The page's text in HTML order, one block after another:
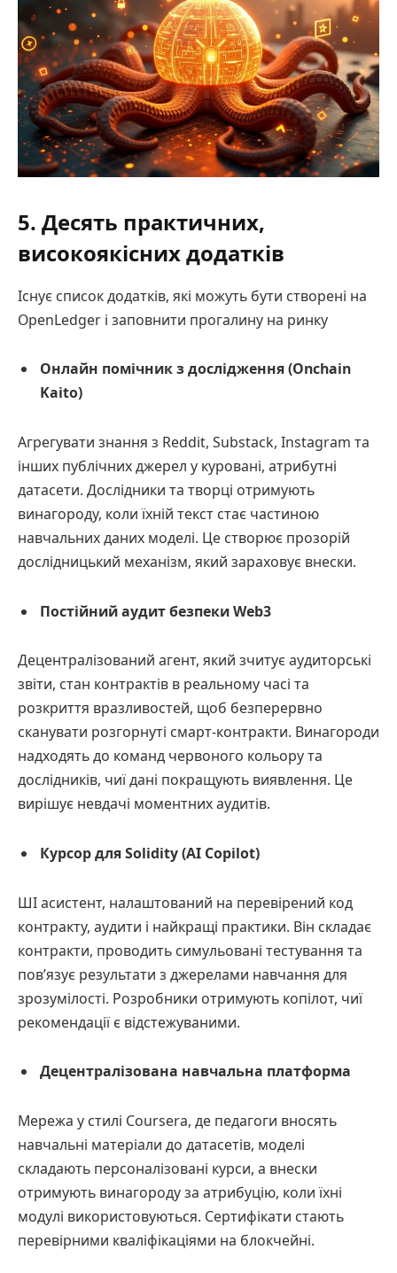
5. Десять практичних,
високоякісних додатків
Існує список додатків, які можуть бути створені на
OpenLedger і заповнити прогалину на ринку
Онлайн помічник з дослідження (Onchain
Kaito)
Агрегувати знання з Reddit, Substack, Instagram та
інших публічних джерел у куровані, атрибутні
датасети. Дослідники та творці отримують
винагороду, коли їхній текст стає частиною
навчальних даних моделі. Це створює прозорій
дослідницький механізм, який зараховує внески.
Постійний аудит безпеки Web3
Децентралізований агент, який зчитує аудиторські
звіти, стан контрактів в реальному часі та
розкриття вразливостей, щоб безперервно
сканувати розгорнуті смарт-контракти. Винагороди
надходять до команд червоного кольору та
дослідників, чиї дані покращують виявлення. Це
вирішує невдачі моментних аудитів.
Курсор для Solidity (AI Copilot)
ШІ асистент, налаштований на перевірений код
контракту, аудити і найкращі практики. Він складає
контракти, проводить симульовані тестування та
пов’язує результати з джерелами навчання для
зрозумілості. Розробники отримують копілот, чиї
рекомендації є відстежуваними.
Децентралізована навчальна платформа
Мережа у стилі Coursera, де педагоги вносять
навчальні матеріали до датасетів, моделі
складають персоналізовані курси, а внески
отримують винагороду за атрибуцію, коли їхні
модулі використовуються. Сертифікати стають
перевірними кваліфікаціями на блокчейні.